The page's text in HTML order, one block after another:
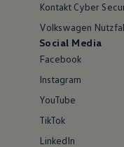
Kontakt Cyber
Volkswagen
Social Media
Facebook
Instagram
YouTube
TikTok
LinkedIn